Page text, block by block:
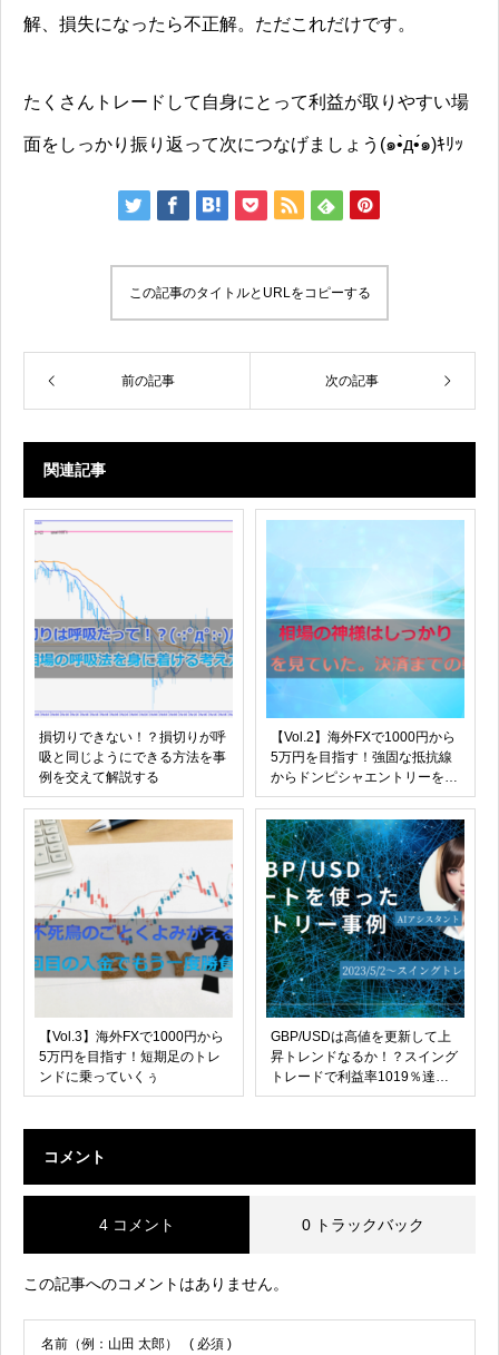
解、損失になったら不正解。ただこれだけです。
たくさんトレードして自身にとって利益が取りやすい場
面をしっかり振り返って次につなげましょう(๑•̀д•́๑)ｷﾘｯ
この記事のタイトルとURLをコピーする
前の記事 次の記事
関連記事
損切りできない！？損切りが呼
吸と同じようにできる方法を事
例を交えて解説する
【Vol.2】海外FXで1000円から
5万円を目指す！強固な抵抗線
からドンピシャエントリーをお
披露目する
【Vol.3】海外FXで1000円から
5万円を目指す！短期足のトレ
ンドに乗っていくぅ
GBP/USDは高値を更新して上
昇トレンドなるか！？スイング
トレードで利益率1019％達
成！
コメント
4 コメント 0 トラックバック
この記事へのコメントはありません。
名前（例：山田 太郎） ( 必須 )